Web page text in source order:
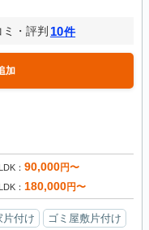
ミ・評判 10件
加
90,000円〜
180,000円〜
片付け
ゴミ屋敷片付け